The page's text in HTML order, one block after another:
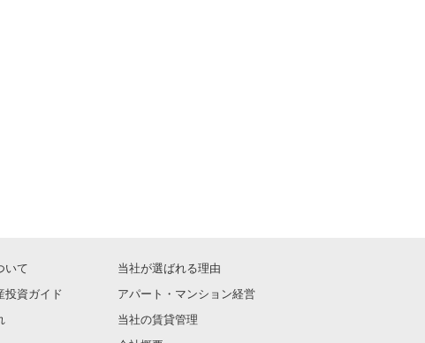
いて
当社が選ばれる理由
投資ガイド
アパート・マンション経営
当社の賃貸管理